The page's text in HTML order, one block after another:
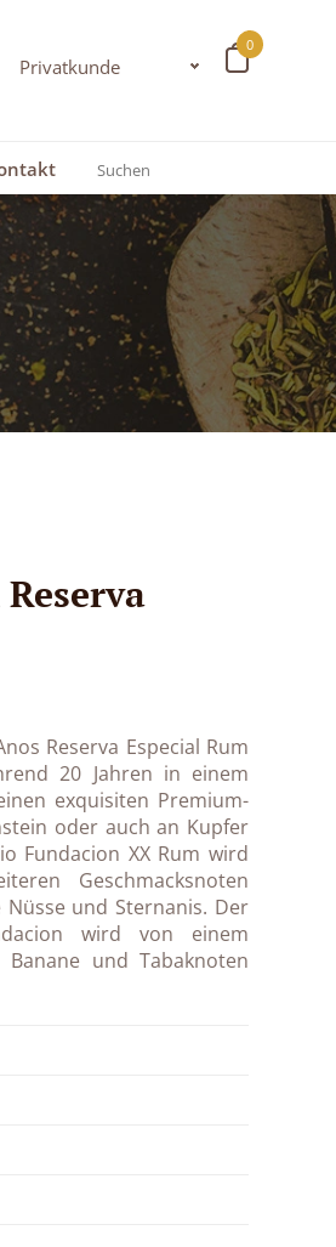
0
Reserva Especial Rum
20 Jahren in einem
exquisiten Premium-
oder auch an Kupfer
Fundacion XX Rum wird
Geschmacksnoten
und Sternanis. Der
wird von einem
und Tabaknoten